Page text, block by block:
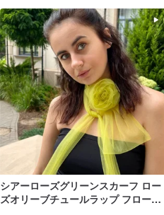
シアーローズグリーンスカーフ ロー
ズオリーブチュールラップ フローラ